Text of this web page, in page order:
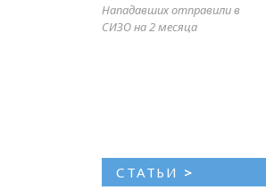
Нападавших отправили в
СИЗО на 2 месяца
СТАТЬИ >